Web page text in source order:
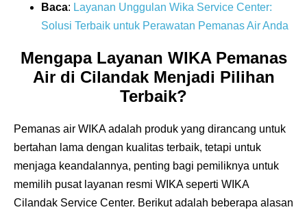
Baca: Layanan Unggulan Wika Service Center:
Solusi Terbaik untuk Perawatan Pemanas Air Anda
Mengapa Layanan WIKA Pemanas
Air di Cilandak Menjadi Pilihan
Terbaik?
Pemanas air WIKA adalah produk yang dirancang untuk
bertahan lama dengan kualitas terbaik, tetapi untuk
menjaga keandalannya, penting bagi pemiliknya untuk
memilih pusat layanan resmi WIKA seperti WIKA
Cilandak Service Center. Berikut adalah beberapa alasan